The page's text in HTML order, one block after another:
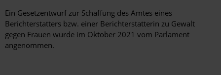
Ein Gesetzentwurf zur Schaffung des Amtes eines
Berichterstatters bzw. einer Berichterstatterin zu Gewalt
gegen Frauen wurde im Oktober 2021 vom Parlament
angenommen.